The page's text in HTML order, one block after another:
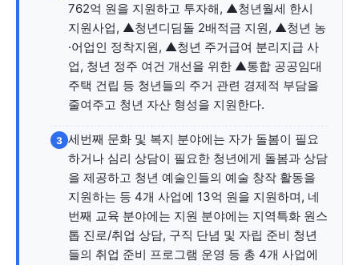
스토어 수완 키즈 청년공감 청라온
멤버십 소개 이니셔티브
커리어
기자단 참여
저널리즘 바이브
출판서비스
라라프레스
오픈미트
스토어 수완 키즈 청년공감 청라온
멤버십 소개 이니셔티브
커리어
기자단 참여
저널리즘 바이브
출판서비스
라라프레스
오픈미트
762억 원을 지원하고 투자해, ▲청년월세 한시
지원사업, ▲청년디딤돌 2배적금 지원, ▲청년 농
·어업인 정착지원, ▲청년 주거급여 분리지급 사
업, 청년 정주 여건 개선을 위한 ▲통합 공공임대
주택 건립 등 청년들의 주거 관련 경제적 부담을
줄여주고 청년 자산 형성을 지원한다.
3 세번째 문화 및 복지 분야에는 자가 돌봄이 필요
하거나 심리 상담이 필요한 청년에게 돌봄과 상담
을 제공하고 청년 예술인들의 예술 창작 활동을
지원하는 등 4개 사업에 13억 원을 지원하며, 네
번째 교육 분야에는 지원 분야에는 지역특화 원스
톱 진로/취업 상담, 구직 단념 및 자립 준비 청년
들의 취업 준비 프로그램 운영 등 총 4개 사업에